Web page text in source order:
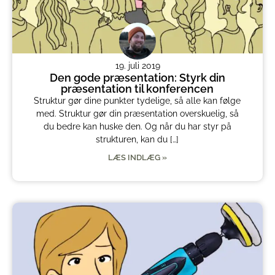
19. juli 2019
Den gode præsentation: Styrk din
præsentation til konferencen
Struktur gør dine punkter tydelige, så alle kan følge
med. Struktur gør din præsentation overskuelig, så
du bedre kan huske den. Og når du har styr på
strukturen, kan du […]
LÆS INDLÆG »